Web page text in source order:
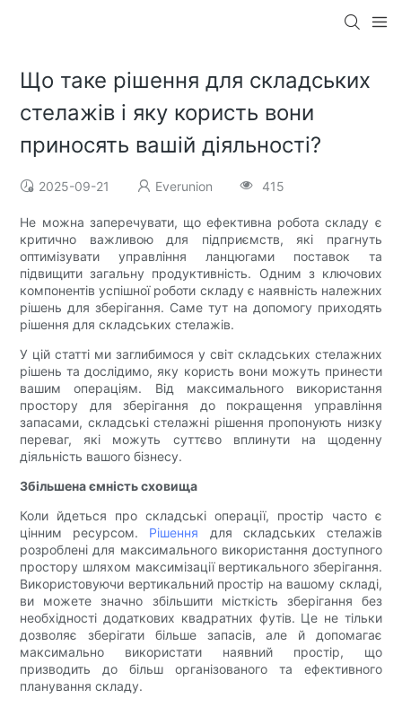
Що таке рішення для складських
стелажів і яку користь вони
приносять вашій діяльності?
2025-09-21 Everunion 415
Не можна заперечувати, що ефективна робота складу є
критично важливою для підприємств, які прагнуть
оптимізувати управління ланцюгами поставок та
підвищити загальну продуктивність. Одним з ключових
компонентів успішної роботи складу є наявність належних
рішень для зберігання. Саме тут на допомогу приходять
рішення для складських стелажів.
У цій статті ми заглибимося у світ складських стелажних
рішень та дослідимо, яку користь вони можуть принести
вашим операціям. Від максимального використання
простору для зберігання до покращення управління
запасами, складські стелажні рішення пропонують низку
переваг, які можуть суттєво вплинути на щоденну
діяльність вашого бізнесу.
Збільшена ємність сховища
Коли йдеться про складські операції, простір часто є
цінним ресурсом. Рішення для складських стелажів
розроблені для максимального використання доступного
простору шляхом максимізації вертикального зберігання.
Використовуючи вертикальний простір на вашому складі,
ви можете значно збільшити місткість зберігання без
необхідності додаткових квадратних футів. Це не тільки
дозволяє зберігати більше запасів, але й допомагає
максимально використати наявний простір, що
призводить до більш організованого та ефективного
планування складу.